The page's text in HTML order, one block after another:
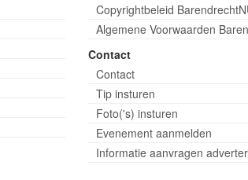
Copyrightbeleid
Algemene Voorwaarden
Contact
Contact
Tip insturen
Foto('s) insturen
Evenement aanmelden
Informatie aanvragen